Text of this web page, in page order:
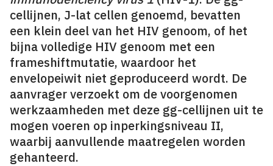
cellijnen, J-lat cellen genoemd, bevatten
een klein deel van het HIV genoom, of het
bijna volledige HIV genoom met een
frameshiftmutatie, waardoor het
envelopeiwit niet geproduceerd wordt. De
aanvrager verzoekt om de voorgenomen
werkzaamheden met deze gg-cellijnen uit te
mogen voeren op inperkingsniveau II,
waarbij aanvullende maatregelen worden
gehanteerd.